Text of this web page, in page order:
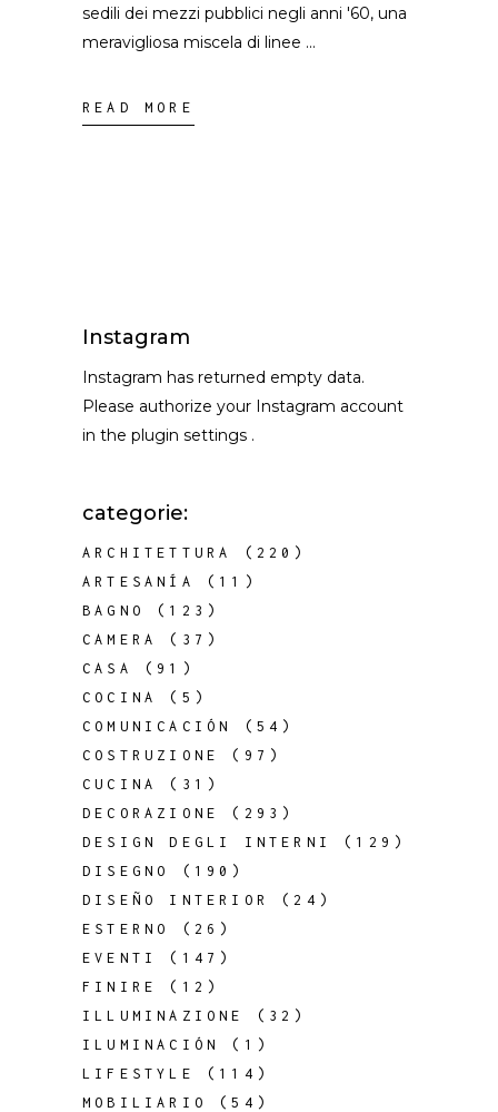
sedili dei mezzi pubblici negli anni '60, una
meravigliosa miscela di linee
READ MORE
Instagram
Instagram has returned empty data.
Please authorize your Instagram account
in the plugin settings .
categorie:
ARCHITETTURA
(220)
ARTESANÍA
(11)
BAGNO
(123)
CAMERA
(37)
CASA
(91)
COCINA
(5)
COMUNICACIÓN
(54)
COSTRUZIONE
(97)
CUCINA
(31)
DECORAZIONE
(293)
DESIGN DEGLI INTERNI
(129)
DISEGNO
(190)
DISEÑO INTERIOR
(24)
ESTERNO
(26)
EVENTI
(147)
FINIRE
(12)
ILLUMINAZIONE
(32)
ILUMINACIÓN
(1)
LIFESTYLE
(114)
MOBILIARIO
(54)